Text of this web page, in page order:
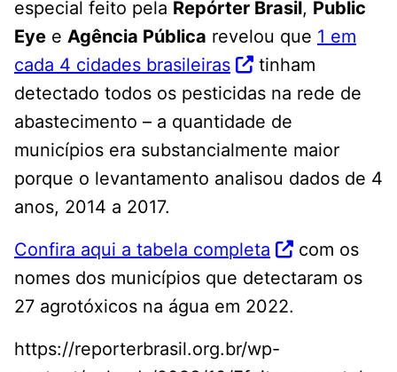
especial feito pela Repórter Brasil, Public
Eye e Agência Pública revelou que 1 em
cada 4 cidades brasileiras
tinham
detectado todos os pesticidas na rede de
abastecimento – a quantidade de
municípios era substancialmente maior
porque o levantamento analisou dados de 4
anos, 2014 a 2017.
Confira aqui a tabela completa
com os
nomes dos municípios que detectaram os
27 agrotóxicos na água em 2022.
https://reporterbrasil.org.br/wp-